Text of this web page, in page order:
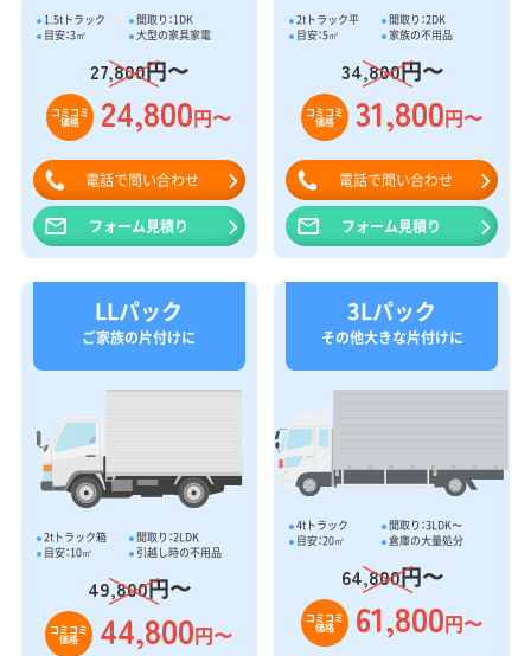
1.5tトラック
間取り：1DK
目安：3㎥
大型の家具家電
27,800円〜
コミコミ
価格 24,800円〜
電話で問い合わせ
フォーム見積り
2tトラック平
間取り：2DK
目安：5㎥
家族の不用品
34,800円〜
コミコミ
価格 31,800円〜
電話で問い合わせ
フォーム見積り
LLパック
ご家族の片付けに
2tトラック箱
間取り：2LDK
目安：10㎥
引越し時の不用品
49,800円〜
コミコミ
価格 44,800円〜
3Lパック
その他大きな片付けに
4tトラック
間取り：3LDK〜
目安：20㎥
倉庫の大量処分
64,800円〜
コミコミ
価格 61,800円〜